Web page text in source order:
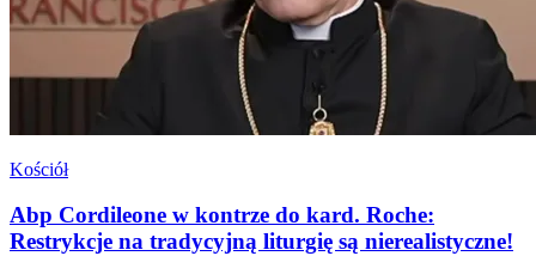
Kościół
Abp Cordileone w kontrze do kard. Roche:
Restrykcje na tradycyjną liturgię są nierealistyczne!